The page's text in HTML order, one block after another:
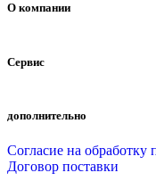
О компании
Сервис
дополнительно
Согласие на
Договор поставки